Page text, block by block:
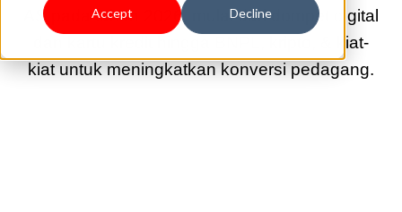
Accept Decline
AS pada tahun 2026, mulai dari dompet digital
dan kartu kredit hingga BNPL, kripto, & kiat-
kiat untuk meningkatkan konversi pedagang.